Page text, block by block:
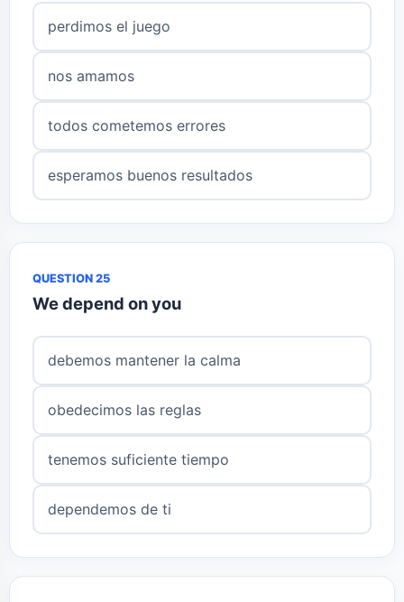
perdimos el juego
nos amamos
todos cometemos errores
esperamos buenos resultados
QUESTION 25
We depend on you
debemos mantener la calma
obedecimos las reglas
tenemos suficiente tiempo
dependemos de ti